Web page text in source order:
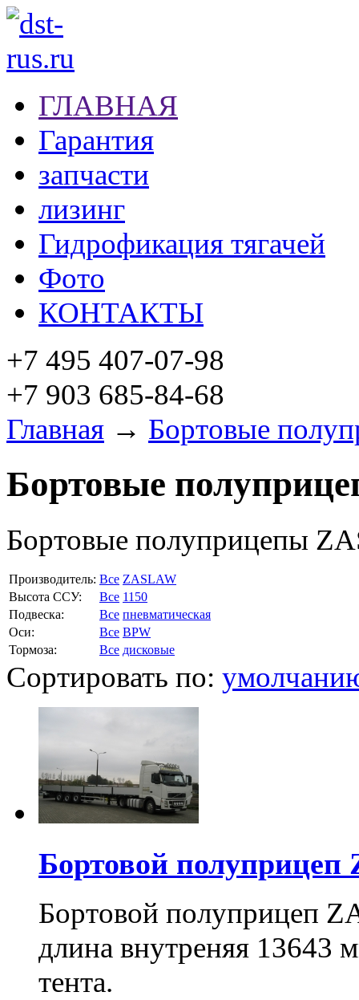
ГЛАВНАЯ
Гарантия
запчасти
лизинг
Гидрофикация тягачей
Фото
КОНТАКТЫ
+7 495 407-07-98
+7 903 685-84-68
Главная → Бортовые
Бортовые
Бортовые полуприцепы
Производитель: Все ZASLAW
Высота ССУ:
Все 1150
Подвеска:
Все пневматическая
Оси:
Все BPW
Тормоза:
Все дисковые
Сортировать по:
Бортовой полуприцеп
Бортовой полуприцеп
длина внутреняя 13643
тента.